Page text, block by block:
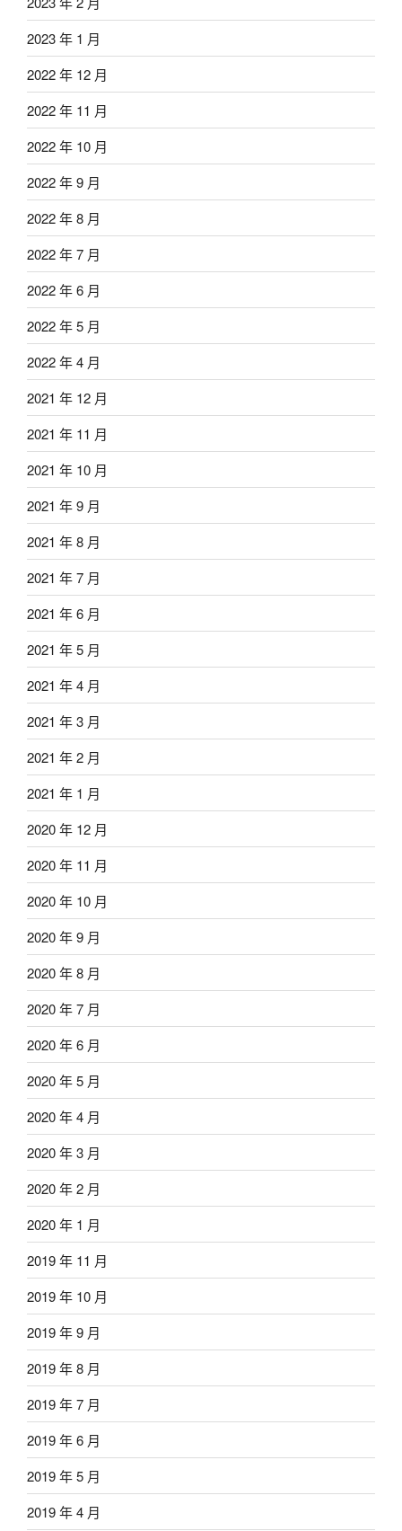
2023 年 1 月
2022 年 12 月
2022 年 11 月
2022 年 10 月
2022 年 9 月
2022 年 8 月
2022 年 7 月
2022 年 6 月
2022 年 5 月
2022 年 4 月
2021 年 12 月
2021 年 11 月
2021 年 10 月
2021 年 9 月
2021 年 8 月
2021 年 7 月
2021 年 6 月
2021 年 5 月
2021 年 4 月
2021 年 3 月
2021 年 2 月
2021 年 1 月
2020 年 12 月
2020 年 11 月
2020 年 10 月
2020 年 9 月
2020 年 8 月
2020 年 7 月
2020 年 6 月
2020 年 5 月
2020 年 4 月
2020 年 3 月
2020 年 2 月
2020 年 1 月
2019 年 11 月
2019 年 10 月
2019 年 9 月
2019 年 8 月
2019 年 7 月
2019 年 6 月
2019 年 5 月
2019 年 4 月